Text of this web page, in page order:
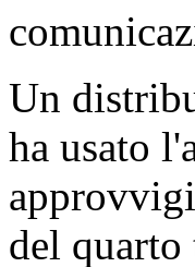
Un
ha usato
del